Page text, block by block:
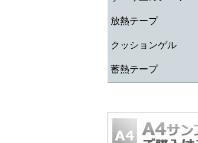
放熱テープ
クッションゲル
蓄熱テープ